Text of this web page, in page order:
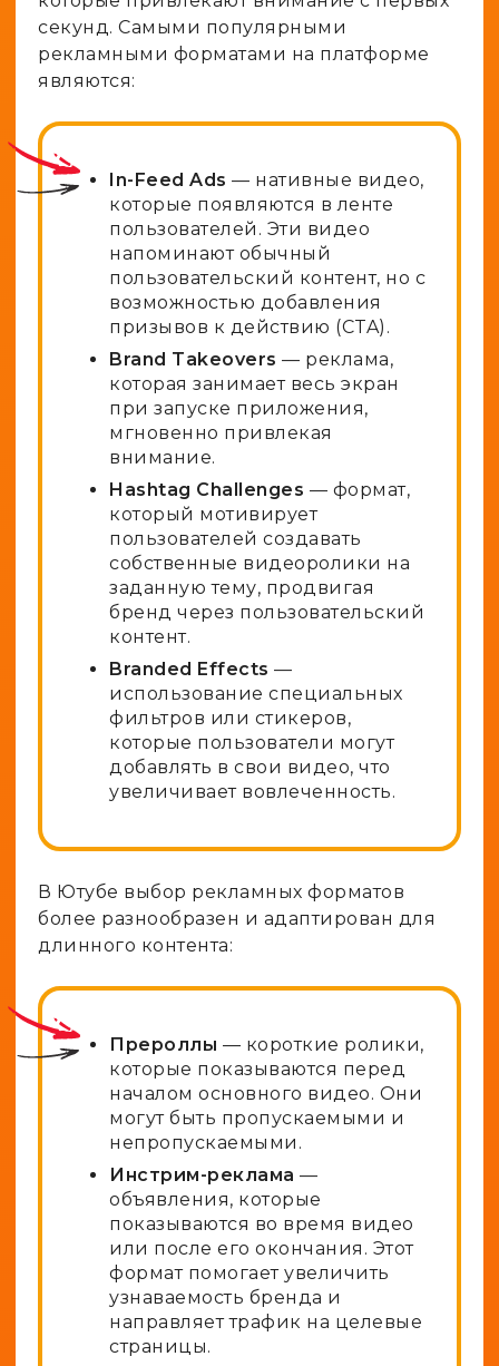
секунд. Самыми популярными
рекламными форматами на платформе
являются:
In-Feed Ads — нативные видео,
которые появляются в ленте
пользователей. Эти видео
напоминают обычный
пользовательский контент, но с
возможностью добавления
призывов к действию (CTA).
Brand Takeovers — реклама,
которая занимает весь экран
при запуске приложения,
мгновенно привлекая
внимание.
Hashtag Challenges — формат,
который мотивирует
пользователей создавать
собственные видеоролики на
заданную тему, продвигая
бренд через пользовательский
контент.
Branded Effects —
использование специальных
фильтров или стикеров,
которые пользователи могут
добавлять в свои видео, что
увеличивает вовлеченность.
В Ютубе выбор рекламных форматов
более разнообразен и адаптирован для
длинного контента:
Прероллы — короткие ролики,
которые показываются перед
началом основного видео. Они
могут быть пропускаемыми и
непропускаемыми.
Инстрим-реклама —
объявления, которые
показываются во время видео
или после его окончания. Этот
формат помогает увеличить
узнаваемость бренда и
направляет трафик на целевые
страницы.